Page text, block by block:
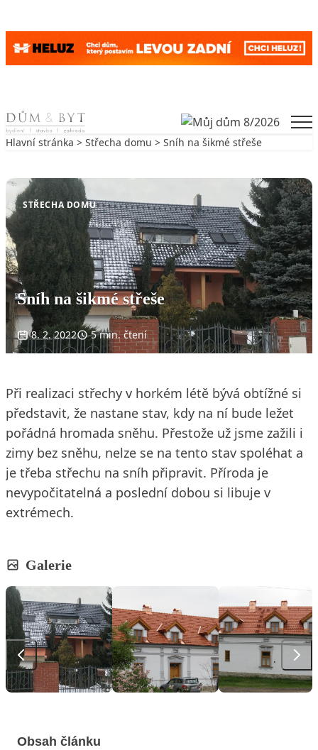
Skip to content
Hlavní stránka > Střecha domu > Sníh na šikmé střeše
STŘECHA DOMU
Sníh na šikmé střeše
8. 2. 2022 5 min. čtení
Při realizaci střechy v horkém létě bývá obtížné si
představit, že nastane stav, kdy na ní bude ležet
pořádná hromada sněhu. Přestože už jsme zažili i
zimy bez sněhu, nelze se na tento stav spoléhat a
je třeba střechu na sníh připravit. Příroda je
nevypočitatelná a poslední dobou si libuje v
extrémech.
Galerie
Obsah článku